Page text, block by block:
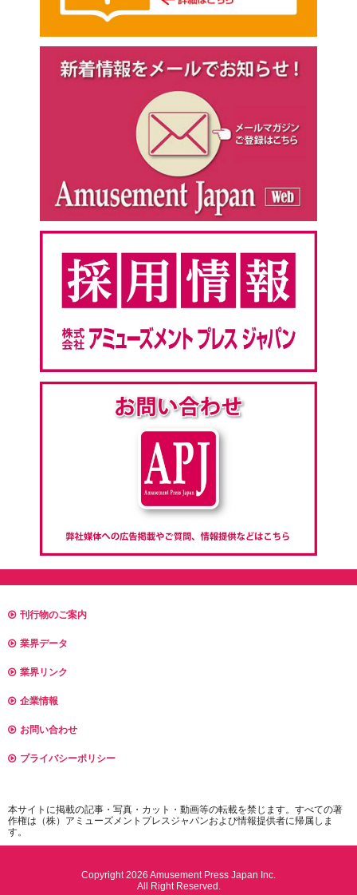
刊行物のご案内
業界データ
業界リンク
企業情報
お問い合わせ
プライバシーポリシー
本サイトに掲載の記事・写真・カット・動画等の転載を禁じます。すべての著
作権は（株）アミューズメントプレスジャパンおよび情報提供者に帰属しま
す。
Copyright 2026 Amusement Press Japan Inc.
All Right Reserved.